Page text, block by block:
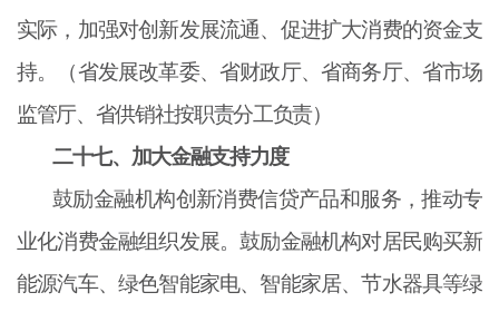
实际，加强对创新发展流通、促进扩大消费的资金支
持。（省发展改革委、省财政厅、省商务厅、省市场
监管厅、省供销社按职责分工负责）
二十七、加大金融支持力度
鼓励金融机构创新消费信贷产品和服务，推动专
业化消费金融组织发展。鼓励金融机构对居民购买新
能源汽车、绿色智能家电、智能家居、节水器具等绿